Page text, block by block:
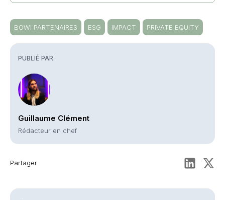
PUBLIÉ PAR
Guillaume Clément
Rédacteur en chef
Partager
BOWI PARTENAIRES ESG IMPACT PRIVATE EQUITY